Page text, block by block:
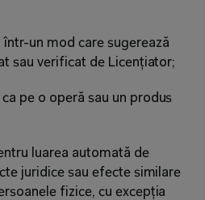
un mod care sugerează
sau verificat de Licențiator;
pe o operă sau un produs
luarea automată de
juridice sau efecte similare
fizice, cu excepția